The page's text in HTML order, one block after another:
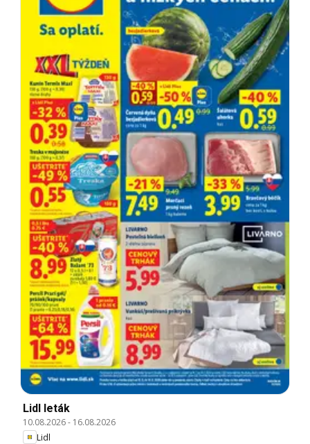
Lidl leták
10.08.2026- 16.08.2026
Lidl